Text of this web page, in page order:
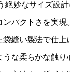
絶妙なサイズ設
ンパクトさを実現
袋縫い製法で仕上
な柔らかな触り